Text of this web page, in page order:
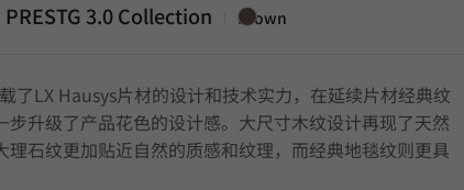
PRESTG 3.0 Collection Brown
了LX Hausys片材的设计和技术实力，在延续片材经典纹
步升级了产品花色的设计感。大尺寸木纹设计再现了天然
理石纹更加贴近自然的质感和纹理，而经典地毯纹则更具